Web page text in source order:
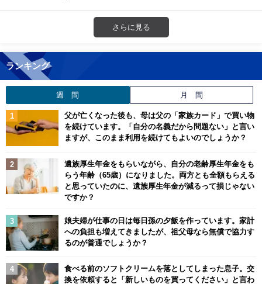
さらに見る
ランキング
週 間 月 間
父が亡くなった後も、母は父の「家族カード」で買い物
を続けています。「自分の名義だから問題ない」と言い
ますが、このまま利用を続けてもよいのでしょうか？
遺族厚生年金をもらいながら、自分の老齢厚生年金をも
らう年齢（65歳）になりました。両方とも全額もらえる
と思っていたのに、遺族厚生年金が減るって損じゃない
ですか？
娘夫婦が仕事の日は毎日孫の夕飯を作っています。家計
への負担も増えてきましたが、祖父母なら無償で協力す
るのが普通でしょうか？
食べる前のソフトクリームを落としてしまった息子。交
換を依頼すると「新しいものを買ってください」と言わ